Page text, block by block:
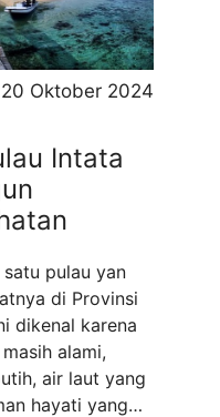
20 Oktober 2024
Intata
pulau yan
di Provinsi
dikenal karena
alami,
air laut yang
hayati yang